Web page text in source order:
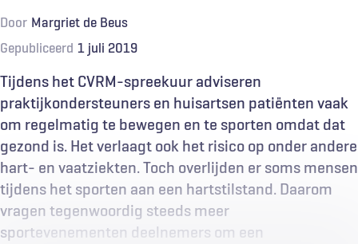
Door Margriet de Beus
Gepubliceerd 1 juli 2019
Tijdens het CVRM-spreekuur adviseren
praktijkondersteuners en huisartsen patiënten vaak
om regelmatig te bewegen en te sporten omdat dat
gezond is. Het verlaagt ook het risico op onder andere
hart- en vaatziekten. Toch overlijden er soms mensen
tijdens het sporten aan een hartstilstand. Daarom
vragen tegenwoordig steeds meer
sportevenementen deelnemers om een